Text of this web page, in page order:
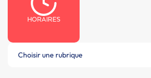
HORAIRES
Choisir une rubrique